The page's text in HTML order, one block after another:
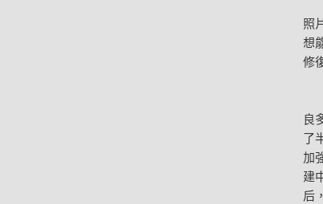
照
想
修
良
了
加
建
后